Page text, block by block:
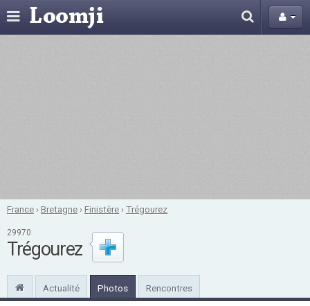
France ›Bretagne ›Finistère ›Trégourez
29970
Trégourez
Actualité Photos Rencontres